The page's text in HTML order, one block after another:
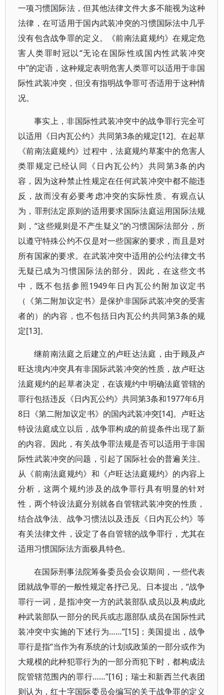
一项习惯国际法，但其他法律文件大多不能视为这种
法律，在可适用于国内武装冲突的习惯国际法中几乎
没有包含战争罪的定义。《前南法庭规约》在规定危
害人类罪时冠以“无论在国际性或国内性武装冲突
中”的定语，这种规定表明危害人类罪可以适用于非国
际性武装冲突，但没有指明战争罪可否适用于这种情
况。
事实上，非国际性武装冲突中的战争罪行完全可
以适用《日内瓦公约》共同第3条的规定[12]。在起草
《前南法庭规约》过程中，法庭规约草案中的危害人
类罪规定已经认同《日内瓦公约》共同第3条的内
容，因为这种禁止性规定在任何武装冲突中都不能违
反，故而没有必要考虑冲突的实际性质。有观点认
为，罪刑法定原则的适用要求国际法庭运用国际法规
则，“这些规则是不产生疑义”的习惯国际法部分，所
以遵守特殊公约不仅是对一些国家的要求，而且是对
所有国家的要求。在武装冲突中适用的公约法律文书
无疑已成为习惯国际法的部分。因此，在这些文书
中，既不包括参照1949年日内瓦公约附加议定书
（《第二附加议定书》是保护非国际武装冲突的受害
者的）的内容，也不包括日内瓦公约共同第3条的规
定[13]。
继前南法庭之后建立的卢旺达法庭，由于顾及卢
旺达境内冲突具有非国际武装冲突的性质，故卢旺达
法庭规约的起草者决定，在该规约中明确法庭管辖的
罪行包括违反《日内瓦公约》共同第3条和1977年6月
8日《第二附加议定书》的国内武装冲突[14]。卢旺达
特设法庭成立以后，战争罪构成的前提条件出现了新
的内容。因此，有关战争罪法规是否可以适用于非国
际性武装冲突的问题，引起了国际社会的普遍关注。
从《前南法庭规约》和《卢旺达法庭规约》的内容上
分析，这两个规约涉及的战争罪行具有明显的针对
性，两个特设法庭分别就各自管辖武装冲突的性质，
结合战争法、战争习惯法以及违反《日内瓦公约》等
有关法律文件，设定了各自管辖的战争罪行，尤其在
适用习惯国际法方面极具特色。
在国际刑事法院筹备委员会会议期间，一些代表
团就战争罪的一般性规定各抒己见。日本提出，“战争
罪行一词，是指冲突一方的武装部队成员以及构成此
种武装部队一部分的民兵或志愿部队成员在国际性武
装冲突中实施的下述行为……”[15]；美国提出，战争
罪行是指“当作为有系统的计划或政策的一部分或作为
大规模的此种犯罪行为的一部分而犯下时，都构成法
院管辖范围内的罪行……”[16]；瑞士和新西兰代表团
则认为，红十字国际委员会编写的关于战争罪的定义